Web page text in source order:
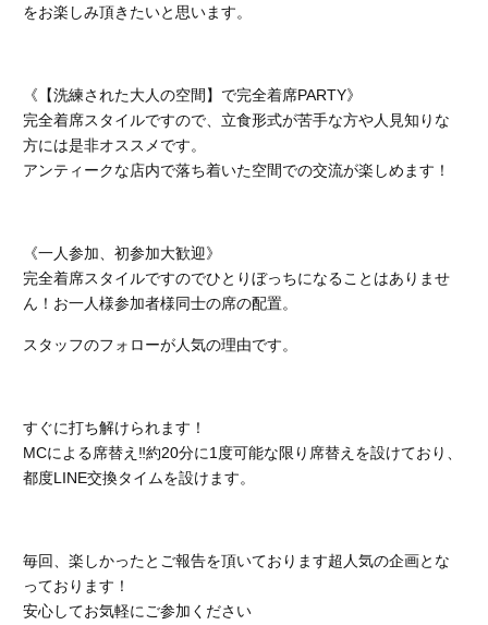
をお楽しみ頂きたいと思います。
《【洗練された大人の空間】で完全着席PARTY》
完全着席スタイルですので、立食形式が苦手な方や人見知りな
方には是非オススメです。
アンティークな店内で落ち着いた空間での交流が楽しめます！
《一人参加、初参加大歓迎》
完全着席スタイルですのでひとりぼっちになることはありませ
ん！お一人様参加者様同士の席の配置。
スタッフのフォローが人気の理由です。
すぐに打ち解けられます！
MCによる席替え‼︎約20分に1度可能な限り席替えを設けており、
都度LINE交換タイムを設けます。
毎回、楽しかったとご報告を頂いております超人気の企画とな
っております！
安心してお気軽にご参加ください